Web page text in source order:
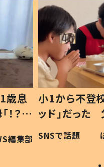
歳息
？」
編集部
小1から不登
ッド」だった
作り続ける
#令和の子
SNSで話題